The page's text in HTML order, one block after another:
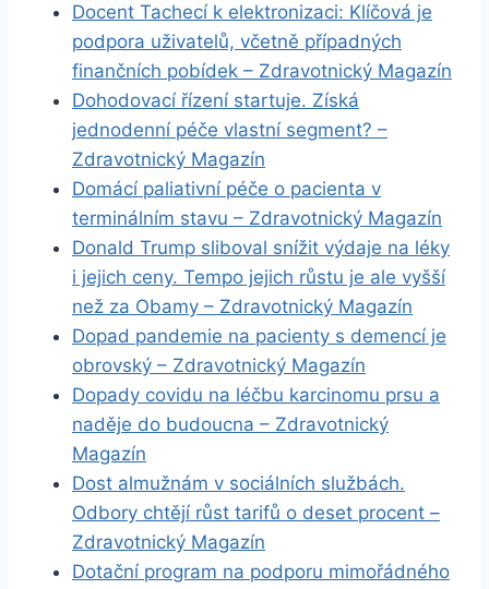
Docent Tachecí k elektronizaci: Klíčová je
podpora uživatelů, včetně případných
finančních pobídek – Zdravotnický Magazín
Dohodovací řízení startuje. Získá
jednodenní péče vlastní segment? –
Zdravotnický Magazín
Domácí paliativní péče o pacienta v
terminálním stavu – Zdravotnický Magazín
Donald Trump sliboval snížit výdaje na léky
i jejich ceny. Tempo jejich růstu je ale vyšší
než za Obamy – Zdravotnický Magazín
Dopad pandemie na pacienty s demencí je
obrovský – Zdravotnický Magazín
Dopady covidu na léčbu karcinomu prsu a
naděje do budoucna – Zdravotnický
Magazín
Dost almužnám v sociálních službách.
Odbory chtějí růst tarifů o deset procent –
Zdravotnický Magazín
Dotační program na podporu mimořádného